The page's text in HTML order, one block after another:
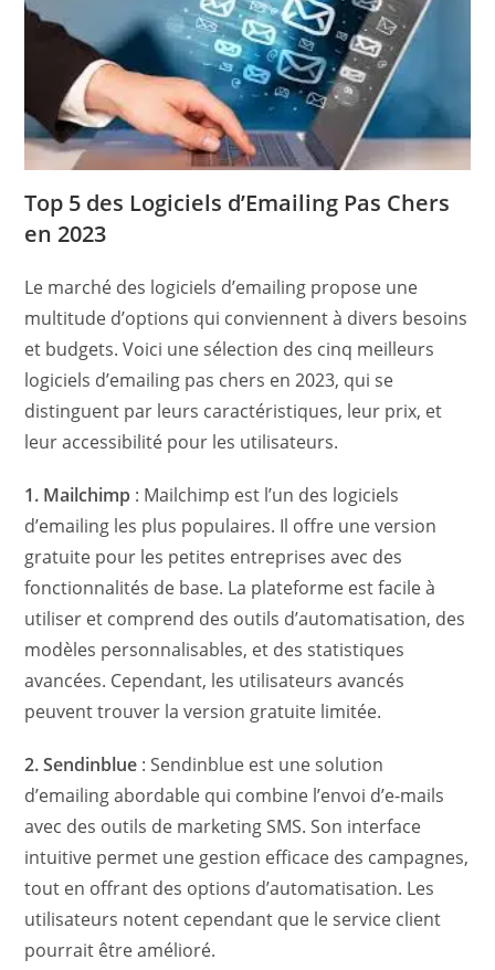
Top 5 des Logiciels d’Emailing Pas Chers
en 2023
Le marché des logiciels d’emailing propose une
multitude d’options qui conviennent à divers besoins
et budgets. Voici une sélection des cinq meilleurs
logiciels d’emailing pas chers en 2023, qui se
distinguent par leurs caractéristiques, leur prix, et
leur accessibilité pour les utilisateurs.
1. Mailchimp : Mailchimp est l’un des logiciels
d’emailing les plus populaires. Il offre une version
gratuite pour les petites entreprises avec des
fonctionnalités de base. La plateforme est facile à
utiliser et comprend des outils d’automatisation, des
modèles personnalisables, et des statistiques
avancées. Cependant, les utilisateurs avancés
peuvent trouver la version gratuite limitée.
2. Sendinblue : Sendinblue est une solution
d’emailing abordable qui combine l’envoi d’e-mails
avec des outils de marketing SMS. Son interface
intuitive permet une gestion efficace des campagnes,
tout en offrant des options d’automatisation. Les
utilisateurs notent cependant que le service client
pourrait être amélioré.